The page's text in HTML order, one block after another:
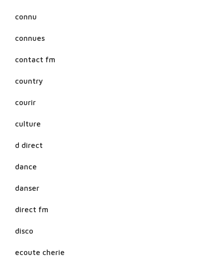
connu
connues
contact fm
country
courir
culture
d direct
dance
danser
direct fm
disco
ecoute cherie